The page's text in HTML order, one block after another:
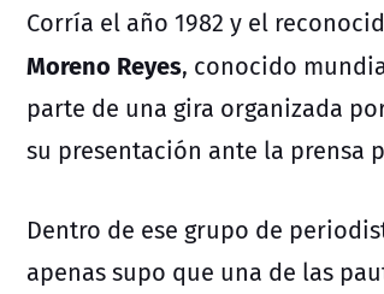
Corría el año 1982 y el
Moreno Reyes, conocido
parte de una gira organizada
su presentación ante la prensa
Dentro de ese grupo de
apenas supo que una de las